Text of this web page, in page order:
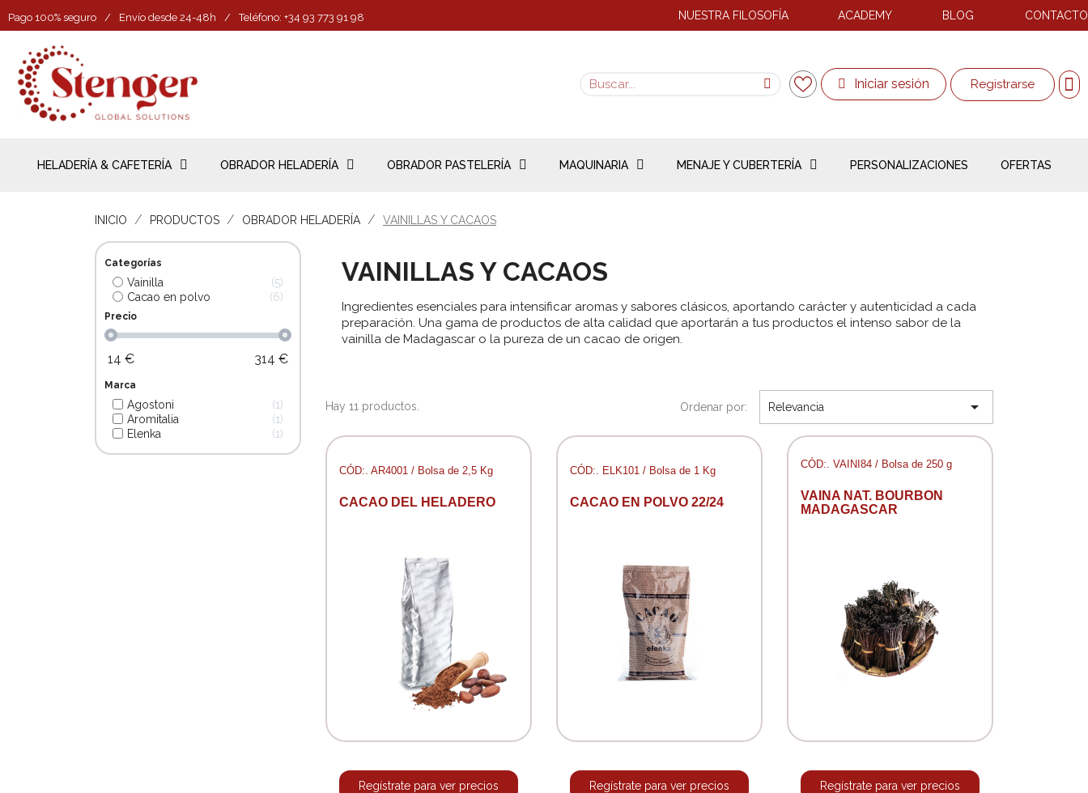
Pago 100% seguro / Envío desde 24-48h / Teléfono: +34 93 773 91 98 NUESTRA FILOSOFÍA ACADEMY BLOG CONTACTO
Iniciar sesión Registrarse
HELADERÍA & CAFETERÍA OBRADOR HELADERÍA OBRADOR PASTELERÍA MAQUINARIA MENAJE Y CUBERTERÍA PERSONALIZACIONES OFERTAS
INICIO PRODUCTOS OBRADOR HELADERÍA VAINILLAS Y CACAOS
Categorías
Vainilla
5
Cacao en polvo
6
Precio
14 € 314 €
Marca
Agostoni
1
Aromitalia
1
Elenka
1
VAINILLAS Y CACAOS
Ingredientes esenciales para intensificar aromas y sabores clásicos, aportando carácter y autenticidad a cada
preparación. Una gama de productos de alta calidad que aportarán a tus productos el intenso sabor de la
vainilla de Madagascar o la pureza de un cacao de origen.
Hay 11 productos. Ordenar por: Relevancia 
CÓD:. AR4001 / Bolsa de 2,5 Kg
CACAO DEL HELADERO
Regístrate para ver precios
CÓD:. ELK101 / Bolsa de 1 Kg
CACAO EN POLVO 22/24
Regístrate para ver precios
CÓD:. VAINI84 / Bolsa de 250 g
VAINA NAT. BOURBON
MADAGASCAR
Regístrate para ver precios